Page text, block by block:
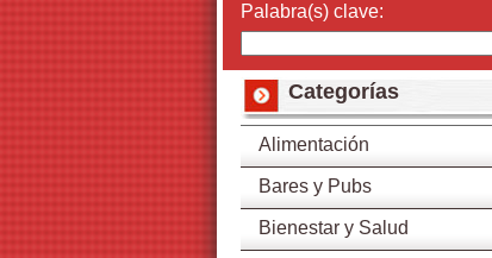
Palabra(s) clave:
Categorías
Alimentación
Bares y Pubs
Bienestar y Salud